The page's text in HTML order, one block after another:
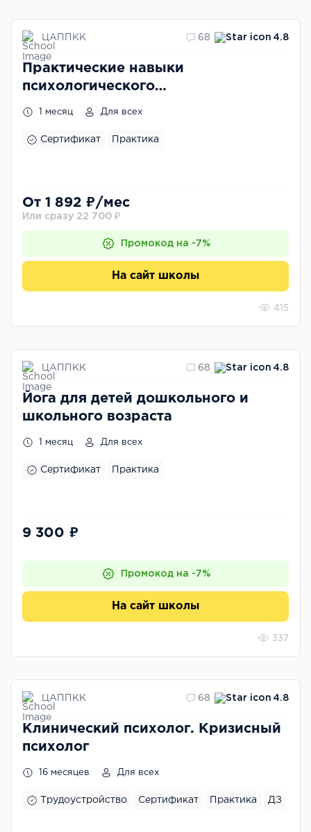
ЦАППКК 68 4.8
Практические навыки
психологического
1 месяц Для всех
Сертификат Практика
От 1 892 ₽/мес
Или сразу 22 700 ₽
Промокод на -7%
На сайт школы
415
ЦАППКК 68 4.8
Йога для детей дошкольного и
школьного возраста
1 месяц Для всех
Сертификат Практика
9 300 ₽
Промокод на -7%
На сайт школы
337
ЦАППКК 68 4.8
Клинический психолог. Кризисный
психолог
16 месяцев Для всех
Трудоустройство Сертификат Практика ДЗ